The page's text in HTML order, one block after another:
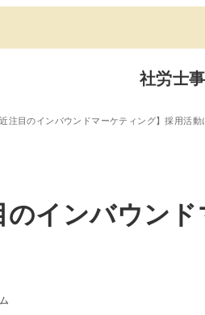
社労士
近注目のインバウンドマーケティング】採用活動
のインバウン